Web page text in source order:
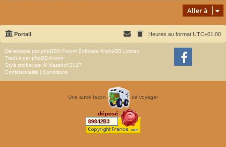
Aller à
Portail Heures au format UTC+01:00
Développé par phpBB® Forum Software © phpBB Limited
Traduit par phpBB-fr.com
Style proflat par © Mazeltof 2017
Confidentialité | Conditions
Une autre façon de voyager